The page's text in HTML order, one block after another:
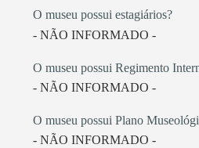
O museu possui estagiários?
- NÃO INFORMADO -
O museu possui Regimento
- NÃO INFORMADO -
O museu possui Plano
- NÃO INFORMADO -